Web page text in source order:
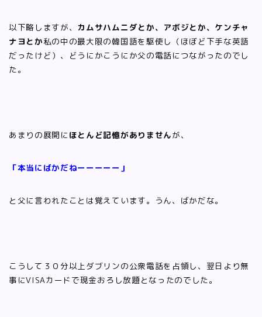
以下略しますが、 カムサハムニダとか、アボジとか、ケンチャ
ナヨとか私の中の最大限の韓国語を駆使し（ほぼど下手な英語
だったけど）、どうにかこうにか父の電話につながったのでし
た。
あまりの展開に ほとんど記憶がありませんが、
「本当にばかだねーーーーー」
と父に言われたことは覚えています。うん、ばかだな。
こうして３０分以上ダブリンの公衆電話を占領し、翌日より無
事にVISAカードで現金おろし放題となったのでした。